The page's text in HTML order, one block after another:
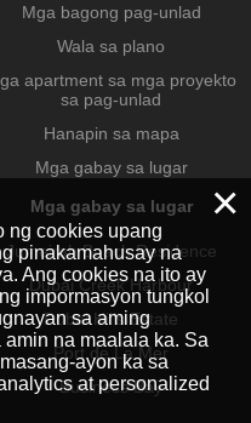
Mga bagong pag-unlad
Wala sa plano
apartment sa mga proyekto
sa pag-unlad
Hanapin sa mapa
Mga gabay sa lugar
Mga gabay sa lugar
Jumeirah Beach Residence
Dubai Creek Harbour
Dubai Hills Estate
Port de La Mer
Business Bay
×
ng cookies upang
pinakamahusay na
Ang cookies na ito ay
impormasyon tungkol
sa aming
na maalala ka. Sa
ayon ka sa
at personalized